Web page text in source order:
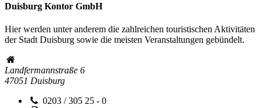
Duisburg Kontor GmbH
Hier werden unter anderem die zahlreichen touristischen Aktivitäten
der Stadt Duisburg sowie die meisten Veranstaltungen gebündelt.
Landfermannstraße 6
47051 Duisburg
0203 / 305 25 - 0